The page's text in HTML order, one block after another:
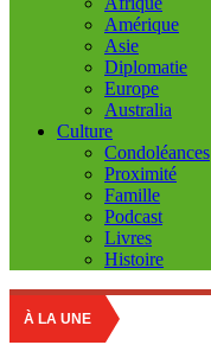
Amérique
Asie
Diplomatie
Europe
Australia
Culture
Condoléances
Proximité
Famille
Podcast
Livres
Histoire
À LA UNE